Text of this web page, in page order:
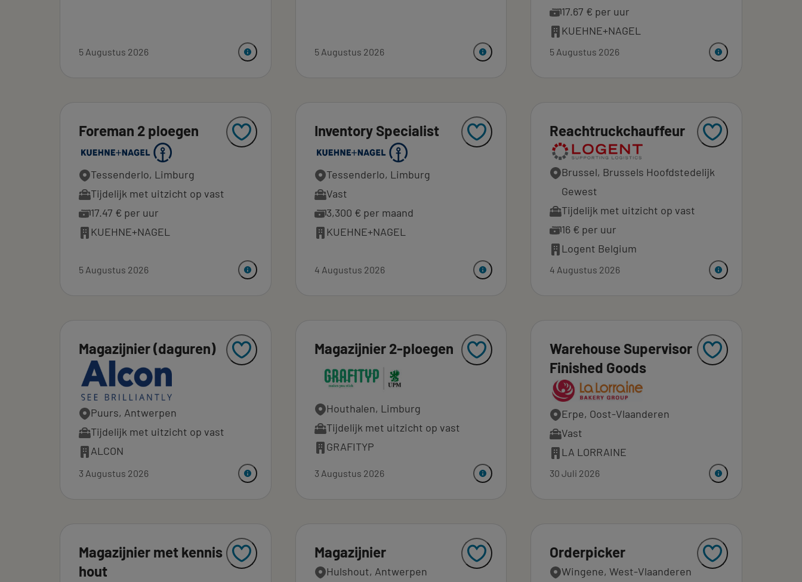
5 Augustus 2026 5 Augustus 2026
17.67 € per uur
KUEHNE+NAGEL
5 Augustus 2026
Foreman 2 ploegen
Tessenderlo, Limburg
Tijdelijk met uitzicht op vast
17.47 € per uur
KUEHNE+NAGEL
5 Augustus 2026
Inventory Specialist
Tessenderlo, Limburg
Vast
3,300 € per maand
KUEHNE+NAGEL
4 Augustus 2026
Reachtruckchauffeur
Brussel, Brussels Hoofdstedelijk
Gewest
Tijdelijk met uitzicht op vast
16 € per uur
Logent Belgium
4 Augustus 2026
Magazijnier (daguren)
Puurs, Antwerpen
Tijdelijk met uitzicht op vast
ALCON
3 Augustus 2026
Magazijnier 2-ploegen
Houthalen, Limburg
Tijdelijk met uitzicht op vast
GRAFITYP
3 Augustus 2026
Warehouse Supervisor
Finished Goods
Erpe, Oost-Vlaanderen
Vast
LA LORRAINE
30 Juli 2026
Magazijnier met kennis
hout
Magazijnier
Hulshout, Antwerpen
Orderpicker
Wingene, West-Vlaanderen